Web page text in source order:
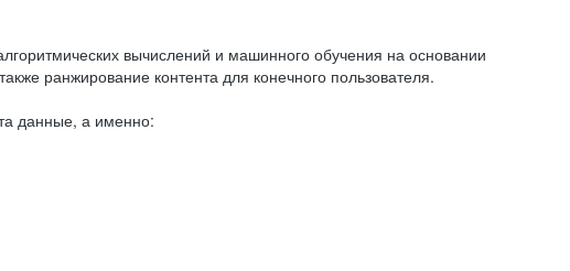
вычислений и машинного обучения на основании
ранжирование контента для конечного пользователя.
данные, а именно: